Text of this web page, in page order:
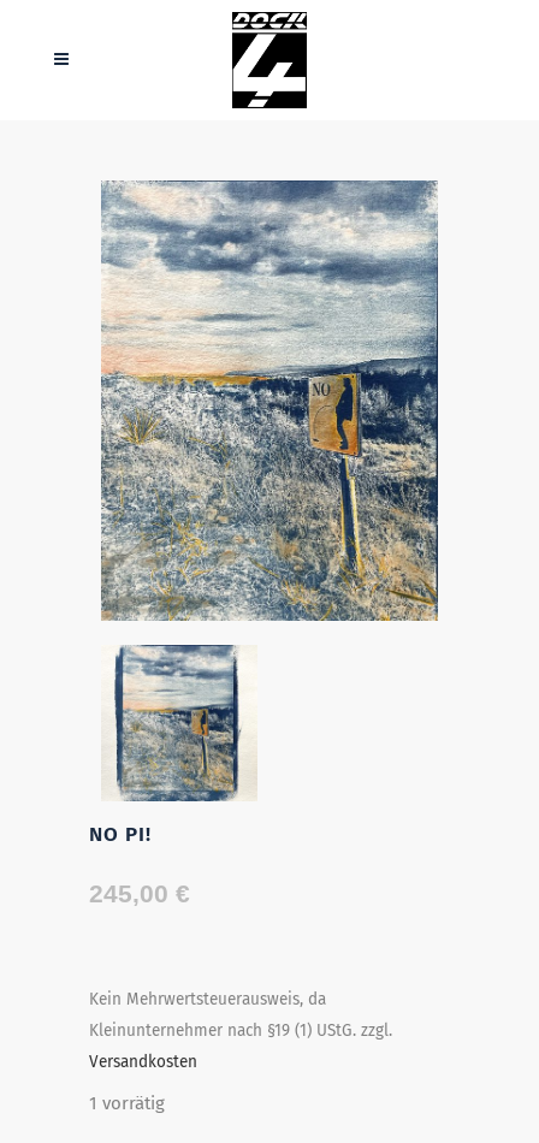
NO PI!
245,00 €
Kein Mehrwertsteuerausweis, da
Kleinunternehmer nach §19 (1) UStG. zzgl.
Versandkosten
1 vorrätig